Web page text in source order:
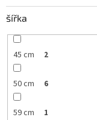
šířka
45 cm 2
50 cm 6
59 cm 1